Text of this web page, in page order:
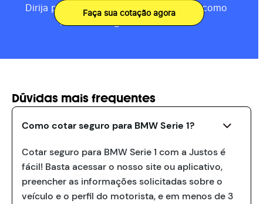
Dirija por 80km, receba sua pontuação como
motorista e ganhe descontos.
Faça sua cotação agora
Dúvidas mais frequentes
Como cotar seguro para BMW Serie 1?
Cotar seguro para BMW Serie 1 com a Justos é
fácil! Basta acessar o nosso site ou aplicativo,
preencher as informações solicitadas sobre o
veículo e o perfil do motorista, e em menos de 3